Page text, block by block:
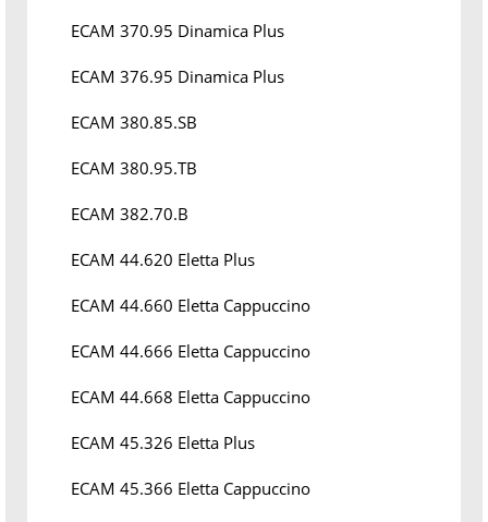
ECAM 370.95 Dinamica Plus
ECAM 376.95 Dinamica Plus
ECAM 380.85.SB
ECAM 380.95.TB
ECAM 382.70.B
ECAM 44.620 Eletta Plus
ECAM 44.660 Eletta Cappuccino
ECAM 44.666 Eletta Cappuccino
ECAM 44.668 Eletta Cappuccino
ECAM 45.326 Eletta Plus
ECAM 45.366 Eletta Cappuccino